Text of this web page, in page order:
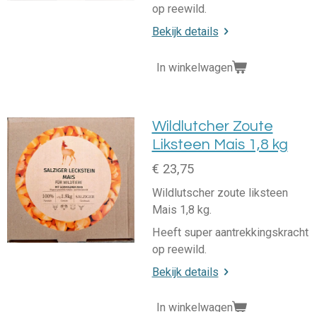
op reewild.
Bekijk details
In winkelwagen
Wildlutcher Zoute
Liksteen Mais 1,8 kg
€ 23,75
Wildlutscher zoute liksteen
Mais 1,8 kg.
Heeft super aantrekkingskracht
op reewild.
Bekijk details
In winkelwagen